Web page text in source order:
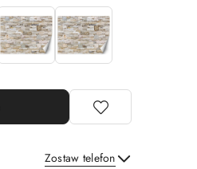
Zostaw telefon